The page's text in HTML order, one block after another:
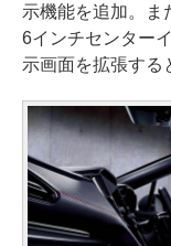
示機能を追加。ま
6インチセンター
示画面を拡張する